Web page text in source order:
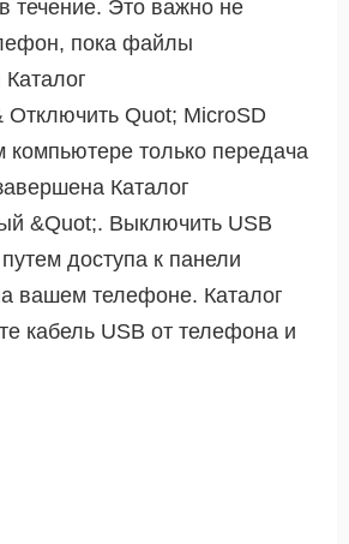
течение. Это важно не
пока файлы
Отключить Quot; MicroSD
компьютере только передача
Каталог
&Quot;. Выключить USB
доступа к панели
вашем телефоне. Каталог
кабель USB от телефона и